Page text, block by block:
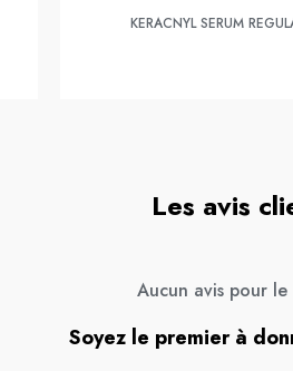
KERACNYL SERUM
Les avis
Aucun avis pour le
Soyez le premier à